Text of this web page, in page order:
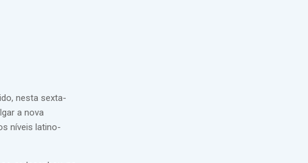
nesta sexta-
a nova
níveis latino-